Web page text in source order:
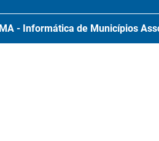
IMA - Informática de Municípios